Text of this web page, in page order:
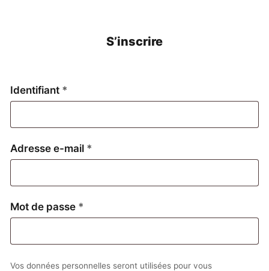
S’inscrire
Identifiant *
Adresse e-mail *
Mot de passe *
Vos données personnelles seront utilisées pour vous